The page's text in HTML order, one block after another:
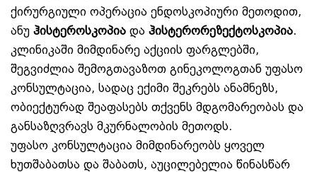
ქირურგიული ოპერაცია ენდოსკოპიური მეთოდით,
ანუ ჰისტეროსკოპია და ჰისტერორეზექტოსკოპია.
კლინიკაში მიმდინარე აქციის ფარგლებში,
შეგვიძლია შემოგთავაზოთ გინეკოლოგთან უფასო
კონსულტაცია, სადაც ექიმი შეკრებს ანამნეზს,
ობიექტურად შეაფასებს თქვენს მდგომარეობას და
განსაზღვრავს მკურნალობის მეთოდს.
უფასო კონსულტაცია მიმდინარეობს ყოველ
ხუთშაბათსა და შაბათს, აუცილებელია წინასწარ